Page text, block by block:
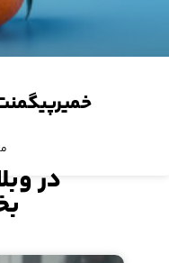
خمیرپیگمنت
در